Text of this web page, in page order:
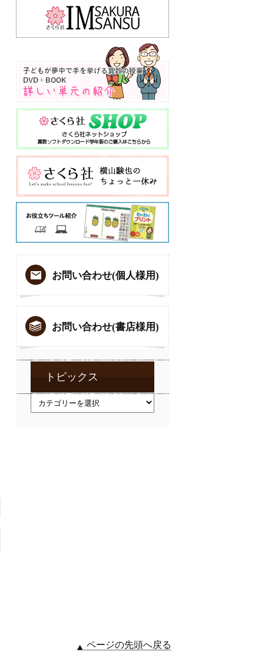
お問い合わせ(個人様用)
お問い合わせ(書店様用)
トピックス
ページの先頭へ戻る